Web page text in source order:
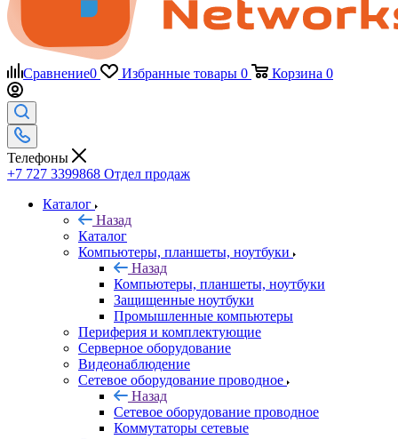
Сравнение0 Избранные товары 0 Корзина 0
Телефоны
+7 727 3399868 Отдел продаж
Каталог
Назад
Каталог
Компьютеры, планшеты, ноутбуки
Назад
Компьютеры, планшеты, ноутбуки
Защищенные ноутбуки
Промышленные компьютеры
Периферия и комплектующие
Серверное оборудование
Видеонаблюдение
Сетевое оборудование проводное
Назад
Сетевое оборудование проводное
Коммутаторы сетевые